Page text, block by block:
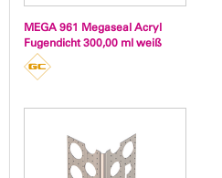
MEGA 961 Megaseal Acryl
Fugendicht 300,00 ml weiß